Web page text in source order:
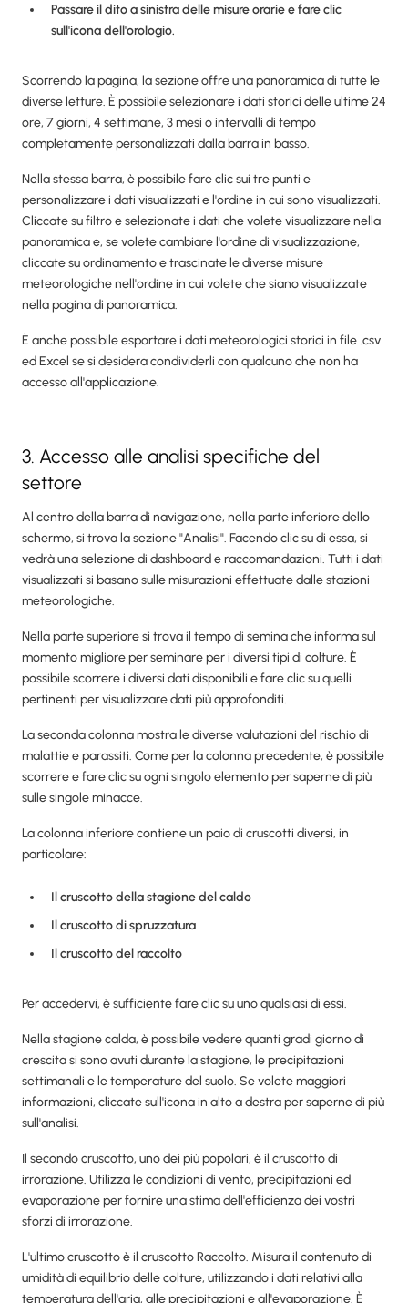
Passare il dito a sinistra delle misure orarie e fare clic
sull'icona dell'orologio.
Scorrendo la pagina, la sezione offre una panoramica di tutte le
diverse letture. È possibile selezionare i dati storici delle ultime 24
ore, 7 giorni, 4 settimane, 3 mesi o intervalli di tempo
completamente personalizzati dalla barra in basso.
Nella stessa barra, è possibile fare clic sui tre punti e
personalizzare i dati visualizzati e l'ordine in cui sono visualizzati.
Cliccate su filtro e selezionate i dati che volete visualizzare nella
panoramica e, se volete cambiare l'ordine di visualizzazione,
cliccate su ordinamento e trascinate le diverse misure
meteorologiche nell'ordine in cui volete che siano visualizzate
nella pagina di panoramica.
È anche possibile esportare i dati meteorologici storici in file .csv
ed Excel se si desidera condividerli con qualcuno che non ha
accesso all'applicazione.
3. Accesso alle analisi specifiche del
settore
Al centro della barra di navigazione, nella parte inferiore dello
schermo, si trova la sezione "Analisi". Facendo clic su di essa, si
vedrà una selezione di dashboard e raccomandazioni. Tutti i dati
visualizzati si basano sulle misurazioni effettuate dalle stazioni
meteorologiche.
Nella parte superiore si trova il tempo di semina che informa sul
momento migliore per seminare per i diversi tipi di colture. È
possibile scorrere i diversi dati disponibili e fare clic su quelli
pertinenti per visualizzare dati più approfonditi.
La seconda colonna mostra le diverse valutazioni del rischio di
malattie e parassiti. Come per la colonna precedente, è possibile
scorrere e fare clic su ogni singolo elemento per saperne di più
sulle singole minacce.
La colonna inferiore contiene un paio di cruscotti diversi, in
particolare:
Il cruscotto della stagione del caldo
Il cruscotto di spruzzatura
Il cruscotto del raccolto
Per accedervi, è sufficiente fare clic su uno qualsiasi di essi.
Nella stagione calda, è possibile vedere quanti gradi giorno di
crescita si sono avuti durante la stagione, le precipitazioni
settimanali e le temperature del suolo. Se volete maggiori
informazioni, cliccate sull'icona in alto a destra per saperne di più
sull'analisi.
Il secondo cruscotto, uno dei più popolari, è il cruscotto di
irrorazione. Utilizza le condizioni di vento, precipitazioni ed
evaporazione per fornire una stima dell'efficienza dei vostri
sforzi di irrorazione.
L'ultimo cruscotto è il cruscotto Raccolto. Misura il contenuto di
umidità di equilibrio delle colture, utilizzando i dati relativi alla
temperatura dell'aria, alle precipitazioni e all'evaporazione. È